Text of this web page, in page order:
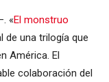
«El monstruo
de una trilogía que
América. El
colaboración del